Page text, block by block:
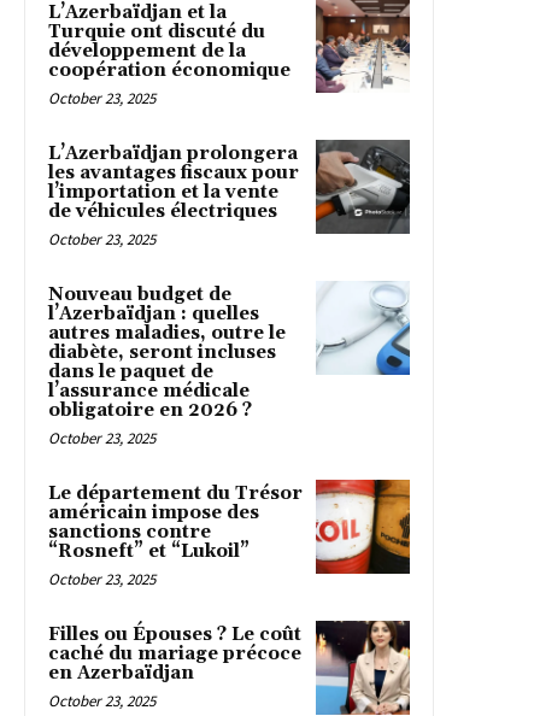
L’Azerbaïdjan et la
Turquie ont discuté du
développement de la
coopération économique
October 23, 2025
L’Azerbaïdjan prolongera
les avantages fiscaux pour
l’importation et la vente
de véhicules électriques
October 23, 2025
Nouveau budget de
l’Azerbaïdjan : quelles
autres maladies, outre le
diabète, seront incluses
dans le paquet de
l’assurance médicale
obligatoire en 2026 ?
October 23, 2025
Le département du Trésor
américain impose des
sanctions contre
“Rosneft” et “Lukoil”
October 23, 2025
Filles ou Épouses ? Le coût
caché du mariage précoce
en Azerbaïdjan
October 23, 2025